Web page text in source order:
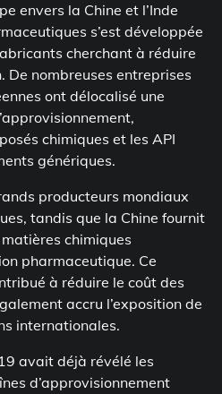
envers la Chine et l’Inde
s’est développée
cherchant à réduire
De nombreuses entreprises
ont délocalisé une
chimiques et les API
génériques.
producteurs mondiaux
tandis que la Chine fournit
chimiques
pharmaceutique. Ce
à réduire le coût des
accru l’exposition de
internationales.
avait déjà révélé les
d’approvisionnement